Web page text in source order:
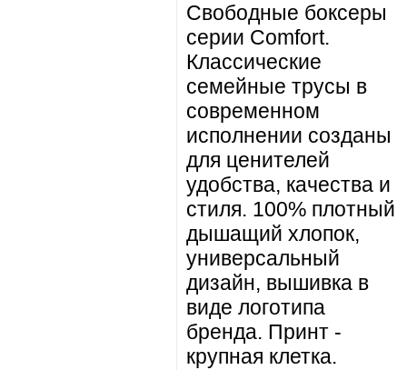
Свободные боксеры
серии Comfort.
Классические
семейные трусы в
современном
исполнении созданы
для ценителей
удобства, качества и
стиля. 100% плотный
дышащий хлопок,
универсальный
дизайн, вышивка в
виде логотипа
бренда. Принт -
крупная клетка.